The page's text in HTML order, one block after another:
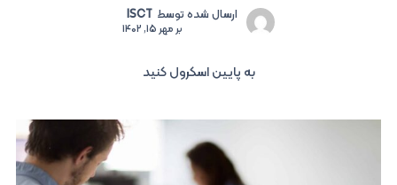
ارسال شده توسط ISCT
برمهر 15, 1402
به پایین اسکرول کنید